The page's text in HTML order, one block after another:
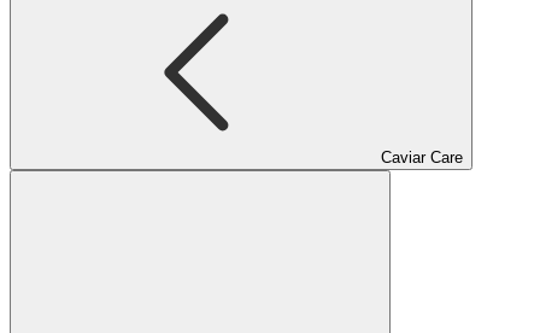
Caviar Care